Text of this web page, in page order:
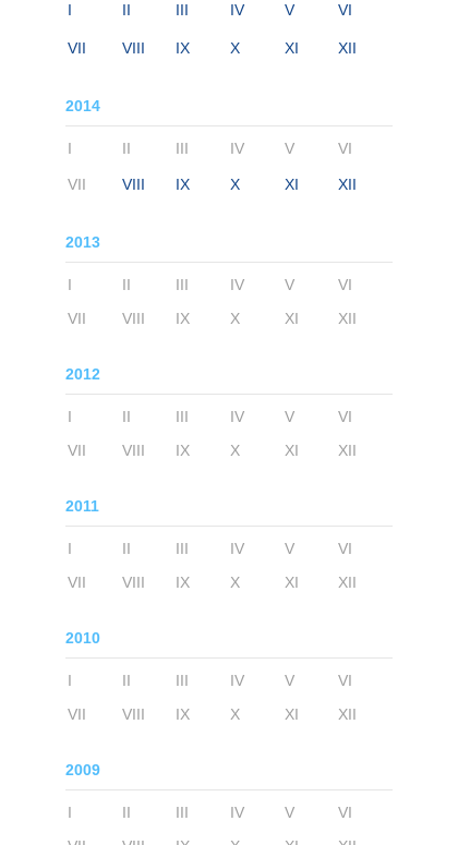
I II III IV V VI
VII VIII IX X XI XII
2014
I II III IV V VI
VII VIII IX X XI XII
2013
I II III IV V
VI
VII
VIII IX X XI XII
2012
I II III IV V
VI
VII
VIII IX X XI XII
2011
I II III IV V
VI
VII
VIII IX X XI XII
2010
I II III IV V
VI
VII
VIII IX X XI XII
2009
I II III IV V
VI